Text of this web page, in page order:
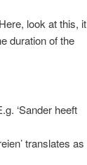
look at this, it
duration of the
‘Sander heeft
translates as